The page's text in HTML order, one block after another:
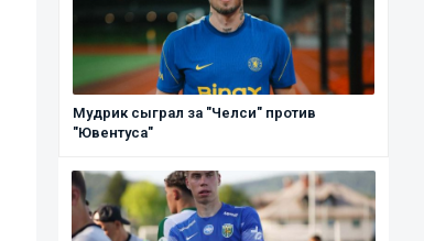
Мудрик сыграл за "Челси" против
"Ювентуса"